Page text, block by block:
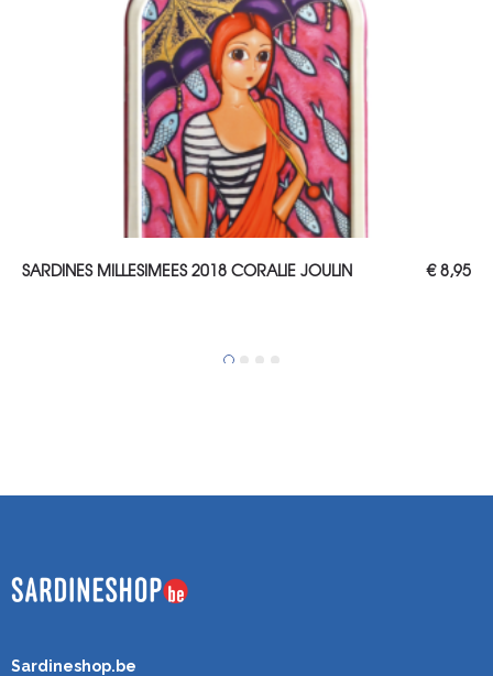
TOEVOEGEN AAN WINKELWAGEN
SARDINES MILLESIMEES 2018 CORALIE JOULIN €8,95
Sardineshop.be